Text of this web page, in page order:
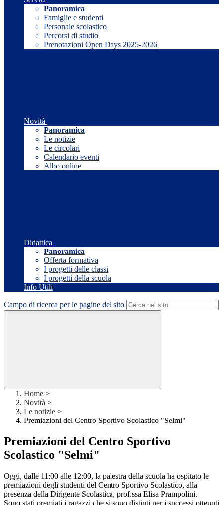
Panoramica
Famiglie e studenti
Personale scolastico
Percorsi di studio
Prenotazioni Open Days 2025-2026
Novità
Panoramica
Le notizie
Le circolari
Calendario eventi
Albo online
Didattica
Panoramica
Offerta formativa
I progetti delle classi
I progetti della scuola
Info Utili
Campo di ricerca per le pagine del sito
Home >
Novità >
Le notizie >
Premiazioni del Centro Sportivo Scolastico "Selmi"
Premiazioni del Centro Sportivo
Scolastico "Selmi"
Oggi, dalle 11:00 alle 12:00, la palestra della scuola ha ospitato le
premiazioni degli studenti del Centro Sportivo Scolastico, alla
presenza della Dirigente Scolastica, prof.ssa Elisa Prampolini.
Sono stati premiati i ragazzi che si sono distinti per i successi ottenuti